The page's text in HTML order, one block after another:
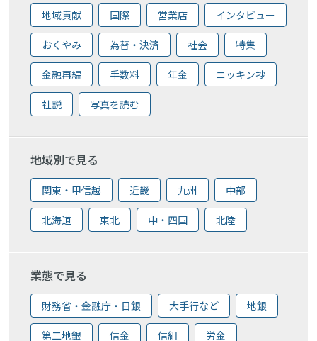
地域貢献 国際 営業店 インタビュー
おくやみ 為替・決済 社会 特集
金融再編 手数料 年金 ニッキン抄
社説 写真を読む
地域別で見る
関東・甲信越 近畿 九州 中部
北海道 東北 中・四国 北陸
業態で見る
財務省・金融庁・日銀 大手行など 地銀
第二地銀 信金 信組 労金